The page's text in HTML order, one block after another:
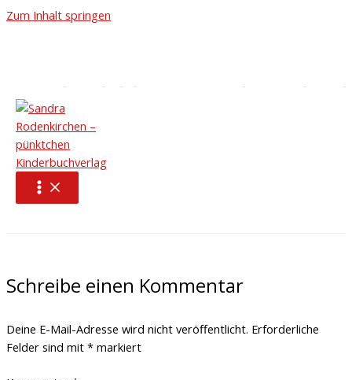
Zum Inhalt springen
Schreibe einen Kommentar
9 Juni, 2026
←Vorheriger Medien
Schreibe einen Kommentar
Deine E-Mail-Adresse wird nicht veröffentlicht. Erforderliche
Felder sind mit * markiert